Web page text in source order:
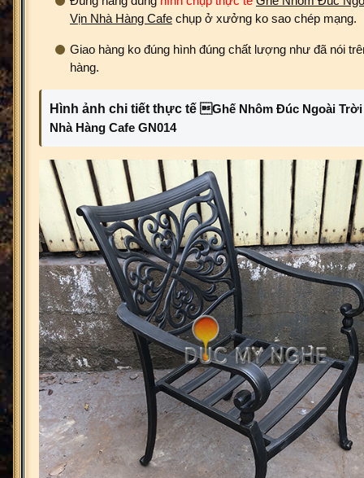
Vịn Nhà Hàng Cafe chụp ở xưởng ko sao chép mạng.
Giao hàng ko đúng hình đúng chất lượng như đã nói
hàng.
Hình ảnh chi tiết thực tế Ghế Nhôm Đúc Ngoài Trời
Nhà Hàng Cafe GN014